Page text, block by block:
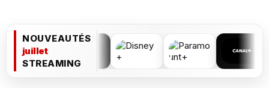
NOUVEAUTÉS
juillet
STREAMING